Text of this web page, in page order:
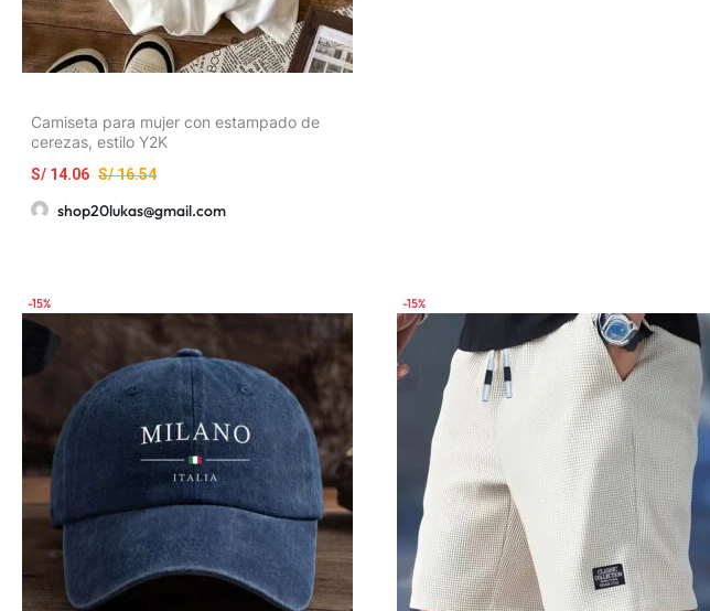
Camiseta para mujer con estampado de
cerezas, estilo Y2K
S/16.54
S/ 14.06
shop20lukas@gmail.com
-15% -15%